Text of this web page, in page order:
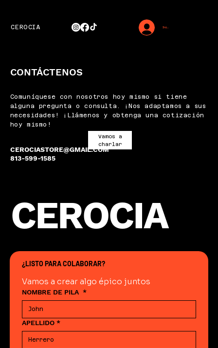
CEROCIA Iniciar sesión
CONTÁCTENOS
Comuníquese con nosotros hoy mismo si tiene
alguna pregunta o consulta. ¡Nos adaptamos a sus
necesidades! ¡Llámenos y obtenga una cotización
hoy mismo!
CEROCIASTORE@GMAIL.COM
813-599-1585
Vamos a
charlar
CEROCIA
¿LISTO PARA COLABORAR?
Vamos a crear algo épico juntos
NOMBRE DE PILA *
APELLIDO *